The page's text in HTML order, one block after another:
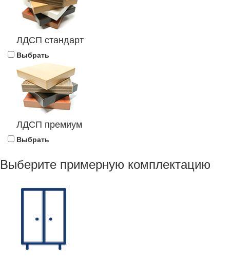
ЛДСП стандарт
Выбрать
ЛДСП премиум
Выбрать
Выберите примерную комплектацию